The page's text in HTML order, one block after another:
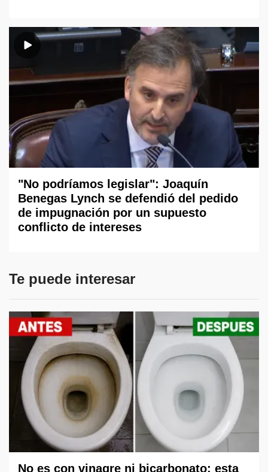
"No podríamos legislar": Joaquín
Benegas Lynch se defendió del pedido
de impugnación por un supuesto
conflicto de intereses
Te puede interesar
No es con vinagre ni bicarbonato: esta